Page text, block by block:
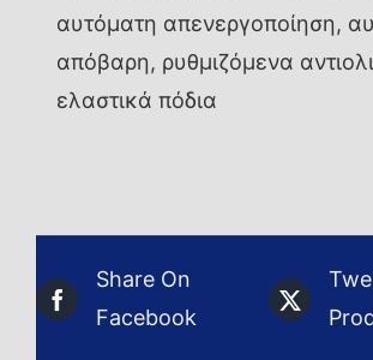
αυτόματη απενεργοποίηση,
απόβαρη, ρυθμιζόμενα
ελαστικά πόδια
Share On
Facebook